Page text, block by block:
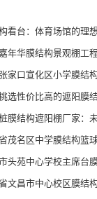
看台：体育场馆的理
年华膜结构景观棚工
家口宣化区小学膜结
选性价比高的遮阳膜
膜结构遮阳棚厂家：
茂名区中学膜结构篮
头苑中心学校主席台
文昌市中心校区膜结